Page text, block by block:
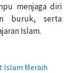
menjaga diri
buruk, serta
Islam.
Islam Meraih